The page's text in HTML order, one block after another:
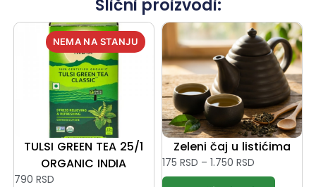
Slični proizvodi:
TULSI GREEN TEA 25/1
ORGANIC INDIA
790 RSD
Zeleni čaj u listićima
175 RSD – 1.750 RSD